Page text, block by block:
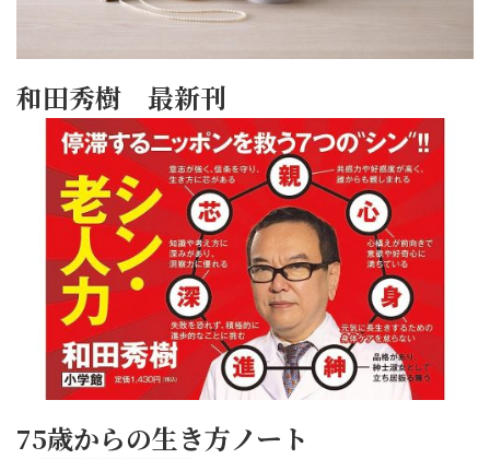
和田秀樹 最新刊
75歳からの生き方ノート